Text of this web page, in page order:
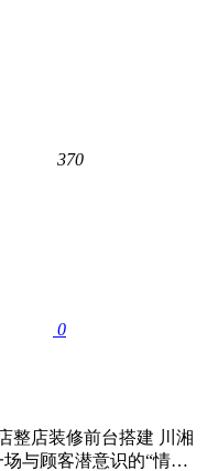
370
0
整店装修前台搭建 川湘
场与顾客潜意识的“情…